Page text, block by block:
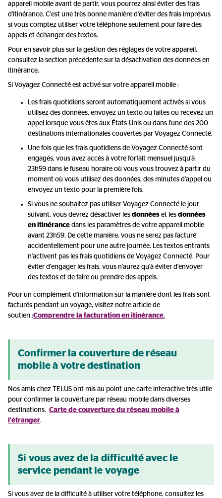
appareil mobile avant de partir, vous pourrez ainsi éviter des frais
d'itinérance. C'est une très bonne manière d'éviter des frais imprévus
si vous comptez utiliser votre téléphone seulement pour faire des
appels et échanger des textos.
Pour en savoir plus sur la gestion des réglages de votre appareil,
consultez la section précédente sur la désactivation des données en
itinérance.
Si Voyagez Connecté est activé sur votre appareil mobile :
Les frais quotidiens seront automatiquement activés si vous
utilisez des données, envoyez un texto ou faites ou recevez un
appel lorsque vous êtes aux États-Unis ou dans l'une des 200
destinations internationales couvertes par Voyagez Connecté.
Une fois que les frais quotidiens de Voyagez Connecté sont
engagés, vous avez accès à votre forfait mensuel jusqu'à
23h59 dans le fuseau horaire où vous vous trouvez à partir du
moment où vous utilisez des données, des minutes d'appel ou
envoyez un texto pour la première fois.
Si vous ne souhaitez pas utiliser Voyagez Connecté le jour
suivant, vous devrez désactiver les données et les données
en itinérance dans les paramètres de votre appareil mobile
avant 23h59. De cette manière, vous ne serez pas facturé
accidentellement pour une autre journée. Les textos entrants
n'activent pas les frais quotidiens de Voyagez Connecté. Pour
éviter d'engager les frais, vous n'aurez qu'à éviter d'envoyer
des textos et de faire ou prendre des appels.
Pour un complément d'information sur la manière dont les frais sont
facturés pendant un voyage, visitez notre article de
soutien :Comprendre la facturation en itinérance.
Confirmer la couverture de réseau
mobile à votre destination
Nos amis chez TELUS ont mis au point une carte interactive très utile
pour confirmer la couverture par réseau mobile dans diverses
destinations. Carte de couverture du réseau mobile à
l'étranger.
Si vous avez de la difficulté avec le
service pendant le voyage
Si vous avez de la difficulté à utiliser votre téléphone, consultez les